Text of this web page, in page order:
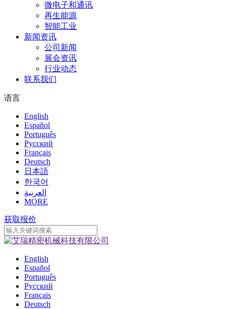
微电子和通讯
再生能源
智能工业
新闻资讯
公司新闻
展会资讯
行业动态
联系我们
语言
English
Español
Português
Pусский
Français
Deutsch
日本語
한국어
العربية
MORE
获取报价
English
Español
Português
Pусский
Français
Deutsch